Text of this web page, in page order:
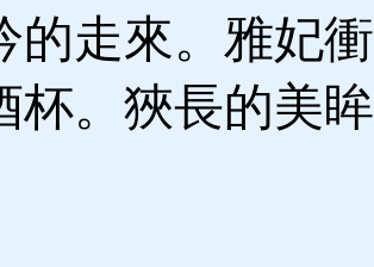
的走來。雅妃
杯。狹長的美